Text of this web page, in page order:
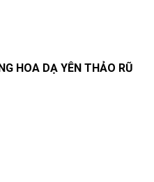
HOA DẠ YÊN THẢO RŨ